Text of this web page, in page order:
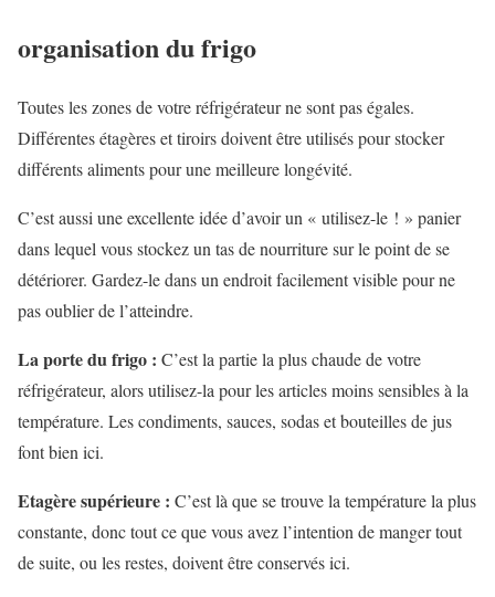
organisation du frigo
Toutes les zones de votre réfrigérateur ne sont pas égales.
Différentes étagères et tiroirs doivent être utilisés pour stocker
différents aliments pour une meilleure longévité.
C’est aussi une excellente idée d’avoir un « utilisez-le ! » panier
dans lequel vous stockez un tas de nourriture sur le point de se
détériorer. Gardez-le dans un endroit facilement visible pour ne
pas oublier de l’atteindre.
La porte du frigo : C’est la partie la plus chaude de votre
réfrigérateur, alors utilisez-la pour les articles moins sensibles à la
température. Les condiments, sauces, sodas et bouteilles de jus
font bien ici.
Etagère supérieure : C’est là que se trouve la température la plus
constante, donc tout ce que vous avez l’intention de manger tout
de suite, ou les restes, doivent être conservés ici.